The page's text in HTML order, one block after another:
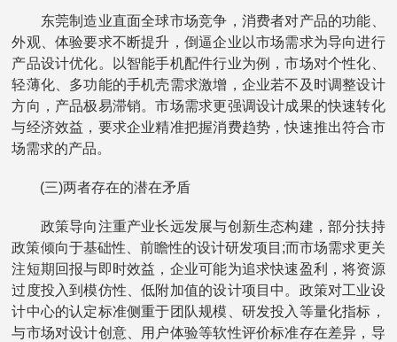
东莞制造业直面全球市场竞争，消费者对产品的功能、
外观、体验要求不断提升，倒逼企业以市场需求为导向进行
产品设计优化。以智能手机配件行业为例，市场对个性化、
轻薄化、多功能的手机壳需求激增，企业若不及时调整设计
方向，产品极易滞销。市场需求更强调设计成果的快速转化
与经济效益，要求企业精准把握消费趋势，快速推出符合市
场需求的产品。
(三)两者存在的潜在矛盾
政策导向注重产业长远发展与创新生态构建，部分扶持
政策倾向于基础性、前瞻性的设计研发项目;而市场需求更关
注短期回报与即时效益，企业可能为追求快速盈利，将资源
过度投入到模仿性、低附加值的设计项目中。政策对工业设
计中心的认定标准侧重于团队规模、研发投入等量化指标，
与市场对设计创意、用户体验等软性评价标准存在差异，导